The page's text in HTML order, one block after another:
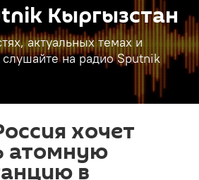
Кыргызстан
актуальных темах и
на радио Sputnik
хочет
атомную
в